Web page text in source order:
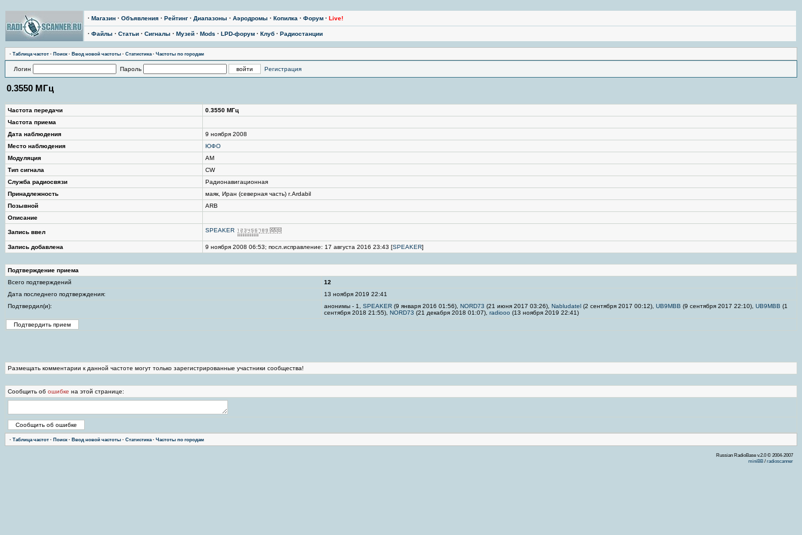
· Магазин · Объявления · Рейтинг · Диапазоны · Аэродромы · Копилка · Форум · Live!
· Файлы · Статьи · Сигналы · Музей · Mods · LPD-форум · Клуб · Радиостанции
· Таблица частот · Поиск · Ввод новой частоты · Статистика· Частоты по городам
Логин Пароль Регистрация
0.3550 МГц
Частота передачи
0.3550 МГц
Частота приема
Дата наблюдения
9 ноября 2008
Место наблюдения
ЮФО
Модуляция
AM
Тип сигнала
CW
Служба радиосвязи
Радионавигационная
Принадлежность
маяк, Иран (северная часть) г.Ardabil
Позывной
ARB
Описание
Запись ввел SPEAKER
Запись добавлена 9 ноября 2008 06:53; посл.исправление: 17 августа 2016 23:43 [SPEAKER]
Подтверждение приема
Всего подтверждений
12
Дата последнего подтверждения:
13 ноября 2019 22:41
Подтвердил(и):
анонимы - 1, SPEAKER (9 января 2016 01:56), NORD73 (21 июня 2017 03:26), Nabludatel (2 сентября 2017 00:12), UB9MBB (9 сентября 2017 22:10), UB9MBB (1
сентября 2018 21:55), NORD73 (21 декабря 2018 01:07), radiooo (13 ноября 2019 22:41)
Размещать комментарии к данной частоте могут только зарегистрированные участники сообщества!
Сообщить об ошибке на этой странице:
· Таблица частот · Поиск · Ввод новой частоты · Статистика· Частоты по городам
Russian RadioBase v.2.0 © 2004-2007
miniBB / radioscanner